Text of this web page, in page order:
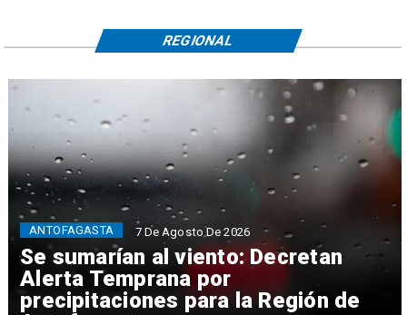
Se sumarían al viento: Decretan
Alerta Temprana por
precipitaciones para la Región de
ANTOFAGASTA 7 De Agosto De 2026
REGIONAL